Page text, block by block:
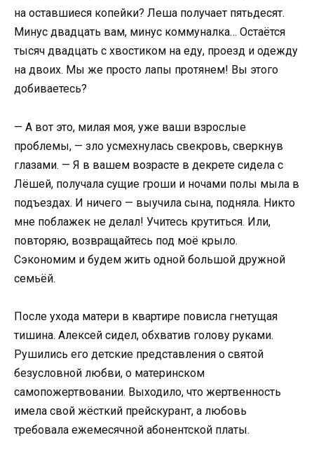
на оставшиеся копейки? Леша получает пятьдесят.
Минус двадцать вам, минус коммуналка… Остаётся
тысяч двадцать с хвостиком на еду, проезд и одежду
на двоих. Мы же просто лапы протянем! Вы этого
добиваетесь?
— А вот это, милая моя, уже ваши взрослые
проблемы, — зло усмехнулась свекровь, сверкнув
глазами. — Я в вашем возрасте в декрете сидела с
Лёшей, получала сущие гроши и ночами полы мыла в
подъездах. И ничего — выучила сына, подняла. Никто
мне поблажек не делал! Учитесь крутиться. Или,
повторяю, возвращайтесь под моё крыло.
Сэкономим и будем жить одной большой дружной
семьёй.
После ухода матери в квартире повисла гнетущая
тишина. Алексей сидел, обхватив голову руками.
Рушились его детские представления о святой
безусловной любви, о материнском
самопожертвовании. Выходило, что жертвенность
имела свой жёсткий прейскурант, а любовь
требовала ежемесячной абонентской платы.